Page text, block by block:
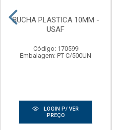
BUCHA PLASTICA 10MM -
USAF
Código: 170599
Embalagem: PT C/500UN
LOGIN P/ VER
PREÇO